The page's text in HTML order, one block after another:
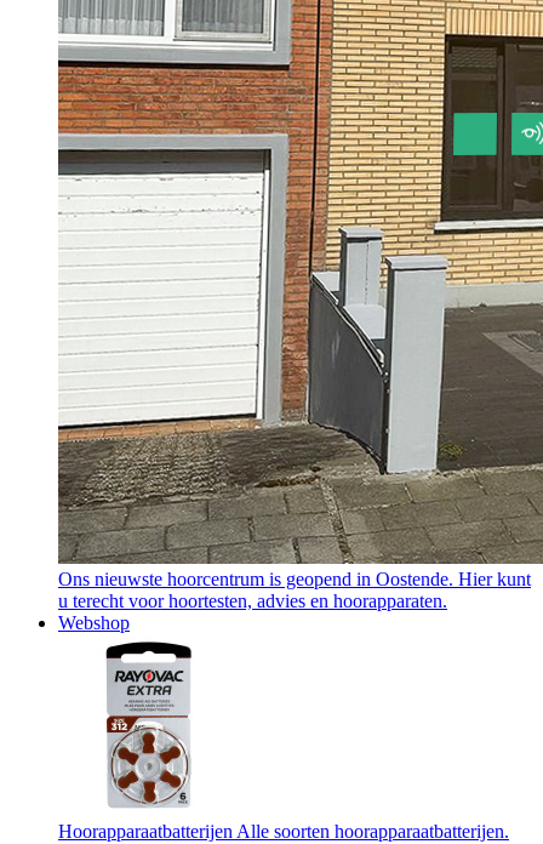
Ons nieuwste hoorcentrum is geopend in Oostende. Hier kunt
u terecht voor hoortesten, advies en hoorapparaten.
Webshop
Hoorapparaatbatterijen Alle soorten hoorapparaatbatterijen.